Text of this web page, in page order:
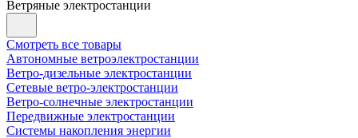
Ветряные электростанции
Смотреть все товары
Автономные ветроэлектростанции
Ветро-дизельные электростанции
Сетевые ветро-электростанции
Ветро-солнечные электростанции
Передвижные электростанции
Системы накопления энергии